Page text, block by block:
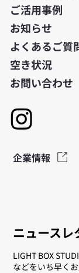
ご活用事例
お知らせ
よくあるご質
空き状況
お問い合わせ
企業情報
ニュースレ
LIGHT BOX
などをいち早く